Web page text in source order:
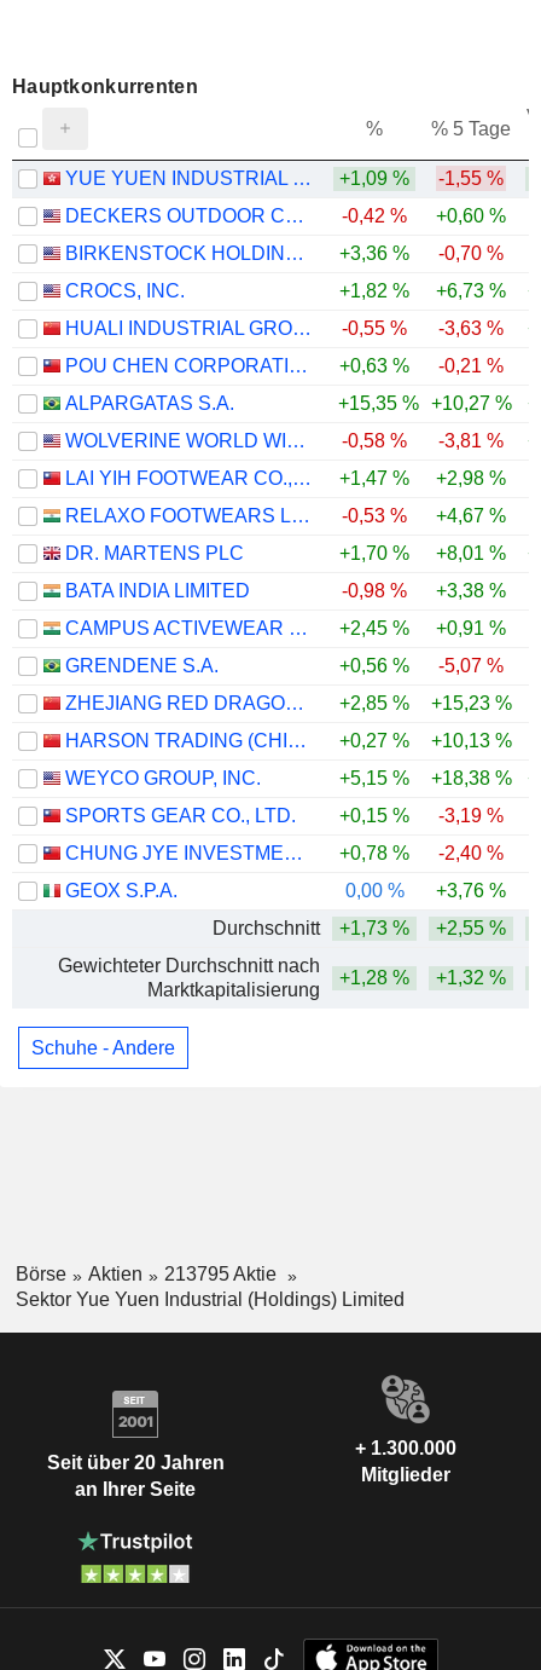
Hauptkonkurrenten
% % 5 Tage
YUE YUEN INDUSTRIAL (HOLDINGS) LIMITED +1,09 % -1,55 %
DECKERS OUTDOOR CORPORATION
-0,42 % +0,60 %
BIRKENSTOCK HOLDING PLC
+3,36 % -0,70 %
CROCS, INC.
+1,82 % +6,73 %
HUALI INDUSTRIAL GROUP COMPANY LIMITED
-0,55 % -3,63 %
POU CHEN CORPORATION
+0,63 % -0,21 %
ALPARGATAS S.A.
+15,35 % +10,27 %
WOLVERINE WORLD WIDE, INC.
-0,58 % -3,81 %
LAI YIH FOOTWEAR CO., LTD.
+1,47 % +2,98 %
RELAXO FOOTWEARS LIMITED
-0,53 % +4,67 %
DR. MARTENS PLC
+1,70 % +8,01 %
BATA INDIA LIMITED
-0,98 % +3,38 %
CAMPUS ACTIVEWEAR LIMITED
+2,45 % +0,91 %
GRENDENE S.A.
+0,56 % -5,07 %
ZHEJIANG RED DRAGONFLY FOOTWEAR CO., LTD.
+2,85 % +15,23 %
HARSON TRADING (CHINA) CO.,LTD.
+0,27 % +10,13 %
WEYCO GROUP, INC.
+5,15 % +18,38 %
SPORTS GEAR CO., LTD.
+0,15 % -3,19 %
CHUNG JYE INVESTMENT HOLDING CO., LTD.
+0,78 % -2,40 %
GEOX S.P.A.
0,00 % +3,76 %
Durchschnitt
+1,73 % +2,55 %
Gewichteter Durchschnitt nach
Marktkapitalisierung
+1,28 % +1,32 %
Schuhe - Andere
Börse Aktien
213795 Aktie
Sektor Yue Yuen Industrial (Holdings) Limited
Seit über 20 Jahren
an Ihrer Seite
+ 1.300.000
Mitglieder